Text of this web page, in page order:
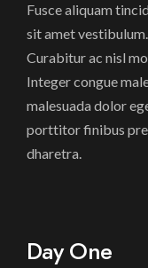
Fusce aliquam
sit amet
Curabitur ac nisl
Integer congue
malesuada dolor
porttitor finibus
dharetra.
Day One